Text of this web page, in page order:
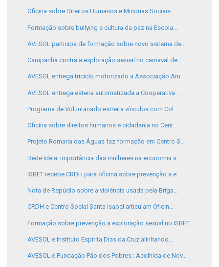
Oficina sobre Direitos Humanos e Minorias Sociais ...
Formação sobre bullying e cultura da paz na Escola...
AVESOL participa de formação sobre novo sistema de...
Campanha contra a exploração sexual no carnaval de...
AVESOL entrega triciclo motorizado a Associação Am...
AVESOL entrega esteira automatizada a Cooperativa ...
Programa de Voluntariado estreita vínculos com Col...
Oficina sobre direitos humanos e cidadania no Cent...
Projeto Romaria das Águas faz formação em Centro S...
Rede Ideia: importância das mulheres na economia s...
ISBET recebe CRDH para oficina sobre prevenção a e...
Nota de Repúdio sobre a violência usada pela Briga...
CRDH e Centro Social Santa Isabel articulam Oficin...
Formação sobre prevenção a exploração sexual no ISBET
AVESOL e Instituto Espírita Dias da Cruz alinhando...
AVESOL e Fundação Pão dos Pobres : Acolhida de Nov...